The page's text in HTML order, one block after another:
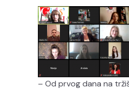
– Od prvog dana na